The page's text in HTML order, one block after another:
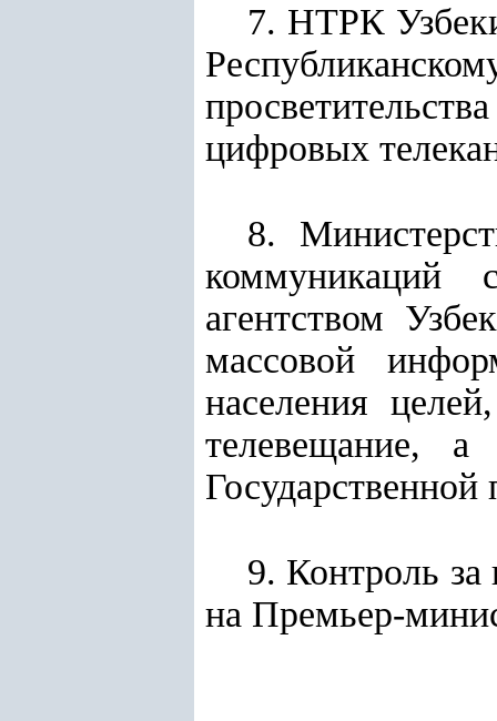
7. НТРК
цифровых
8.
коммуникаций
агентством
массовой
населения
телевещание, а
9. Контроль за
на Премьер-